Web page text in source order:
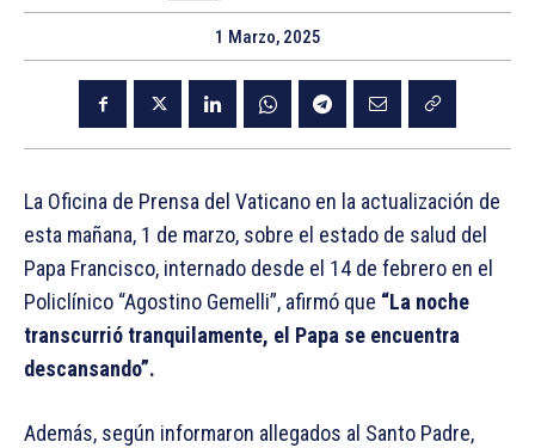
1 Marzo, 2025
La Oficina de Prensa del Vaticano en la actualización de
esta mañana, 1 de marzo, sobre el estado de salud del
Papa Francisco, internado desde el 14 de febrero en el
Policlínico “Agostino Gemelli”, afirmó que “La noche
transcurrió tranquilamente, el Papa se encuentra
descansando”.
Además, según informaron allegados al Santo Padre,